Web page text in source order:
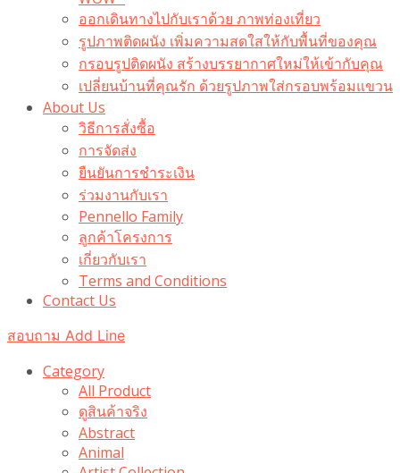
ออกเดินทางไปกับเราด้วย ภาพท่องเที่ยว
รูปภาพติดผนัง เพิ่มความสดใสให้กับพื้นที่ของคุณ
กรอบรูปติดผนัง สร้างบรรยากาศใหม่ให้เข้ากับคุณ
เปลี่ยนบ้านที่คุณรัก ด้วยรูปภาพใส่กรอบพร้อมแขวน​
About Us
วิธีการสั่งซื้อ
การจัดส่ง
ยืนยันการชำระเงิน
ร่วมงานกับเรา
Pennello Family
ลูกค้าโครงการ
เกี่ยวกับเรา
Terms and Conditions
Contact Us
สอบถาม Add Line
Category
All Product
ดูสินค้าจริง
Abstract
Animal